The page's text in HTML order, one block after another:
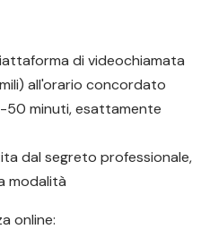
di videochiamata
all'orario concordato
minuti, esattamente
dal segreto professionale,
modalità
online: